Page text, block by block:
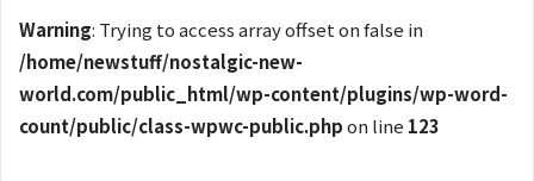
Warning: Trying to access array offset on false in
/home/newstuff/nostalgic-new-
world.com/public_html/wp-content/plugins/wp-word-
count/public/class-wpwc-public.phpon line 123